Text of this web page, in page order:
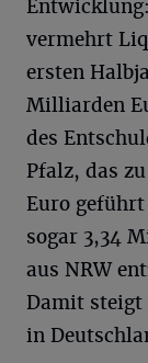
vermehrt
ersten
Milliarden
des
Pfalz, das
Euro
sogar 3,34
aus NRW
Damit steigt
in